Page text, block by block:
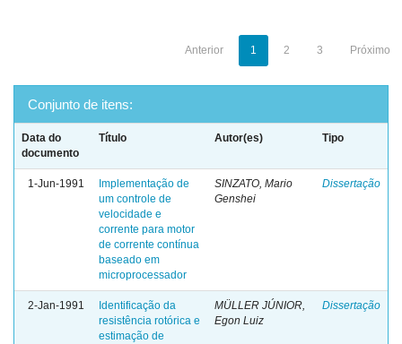
Anterior 1 2 3 Próximo
Conjunto de itens:
Data do
documento
Título Autor(es) Tipo
1-Jun-1991
Implementação de
um controle de
velocidade e
corrente para motor
de corrente contínua
baseado em
microprocessador
SINZATO, Mario
Genshei
Dissertação
2-Jan-1991
Identificação da
resistência rotórica e
estimação de
MÜLLER JÚNIOR,
Egon Luiz
Dissertação